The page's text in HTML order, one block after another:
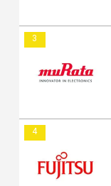
3
4